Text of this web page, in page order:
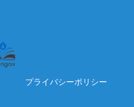
プライバシーポリシー